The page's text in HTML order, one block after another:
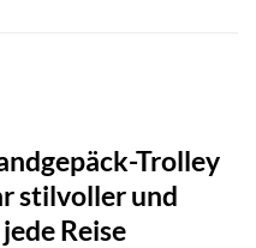
Trolley
stilvoller und
Reise